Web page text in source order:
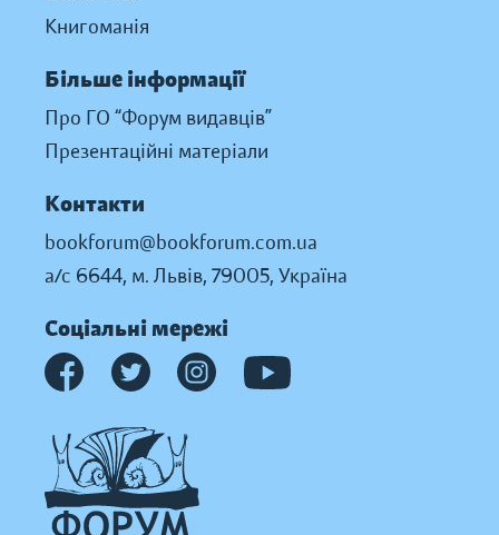
Книгоманія
Більше інформації
Про ГО “Форум видавців”
Презентаційні матеріали
Контакти
bookforum@bookforum.com.ua
а/с 6644, м. Львів, 79005, Україна
Соціальні мережі